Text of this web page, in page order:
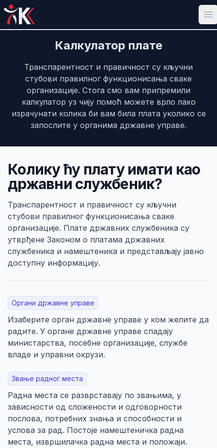
Калкулатор плате
Транспарентност и правичност су кључни
стубови правилног функционисања сваке
организације. Стога смо вам припремили
калкулатор уз чију помоћ можете врло лако
израчунати колика би вам била плата уколико се
запослите у органима државне управе.
Колику ћу плату имати као
државни службеник?
Транспарентност и правичност су кључни
стубови правилног функционисања сваке
организације. Плате државних службеника су
утврђене Законом о платама државних
службеника и намештеника и представљају јавно
доступну информацију.
Органи државне управе
Изаберите орган државне управе у ком желите да
радите. У органе државне управе спадају
министарства, посебне организације, службе
владе и управни окрузи.
Звање радног места
Радна места се разврставају по звањима, у
зависности од сложености и одговорности
послова, потребних знања и способности и
услова за рад. Постоје намештеничка радна
места, извршилачка радна места и положаји.